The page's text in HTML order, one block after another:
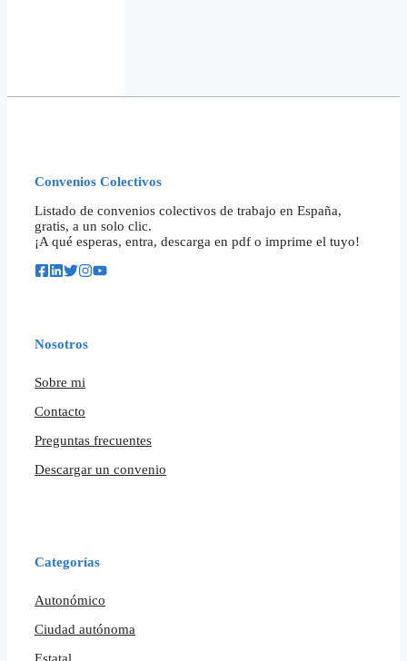
Convenios Colectivos
Listado de convenios colectivos de trabajo en España,
gratis, a un solo clic.
¡A qué esperas, entra, descarga en pdf o imprime el tuyo!
Nosotros
Sobre mi
Contacto
Preguntas frecuentes
Descargar un convenio
Categorías
Autonómico
Ciudad autónoma